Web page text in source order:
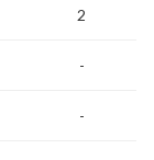
2
-
-